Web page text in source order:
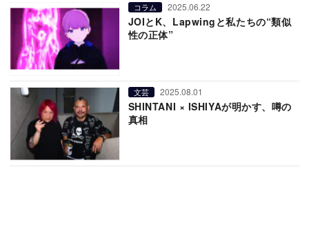
コラム 2025.06.22
JOIとK、Lapwingと私たちの“類似
性の正体”
文芸 2025.08.01
SHINTANI × ISHIYAが明かす、噂の
真相